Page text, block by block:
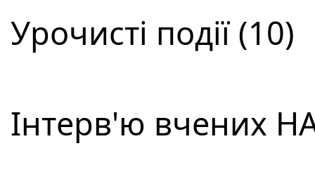
Урочисті події (10)
Інтерв'ю вчених